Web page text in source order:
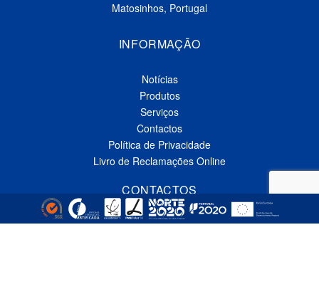
Matosinhos, Portugal
INFORMAÇÃO
Notícias
Produtos
Serviços
Contactos
Política de Privacidade
Livro de Reclamações Online
CONTACTOS
Linha Azul*